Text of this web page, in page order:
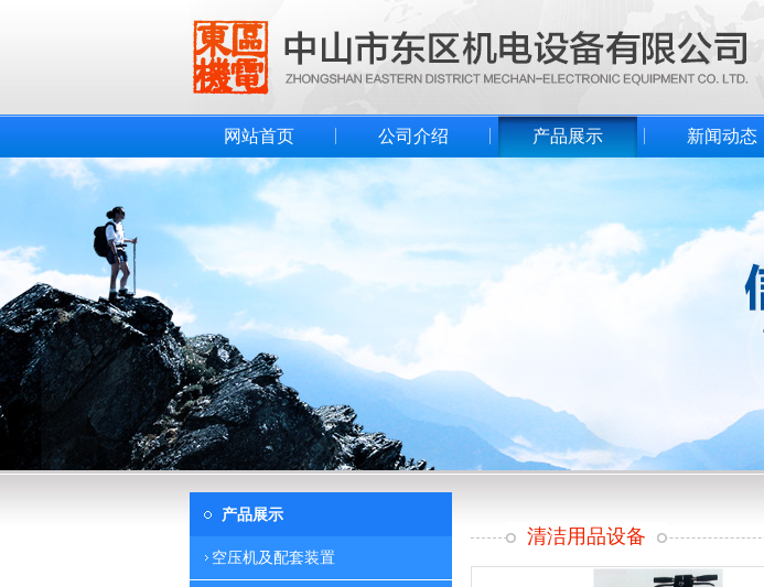
网站首页 公司介绍 产品展示 新闻动态
产品展示
空压机及配套装置
清洁用品设备